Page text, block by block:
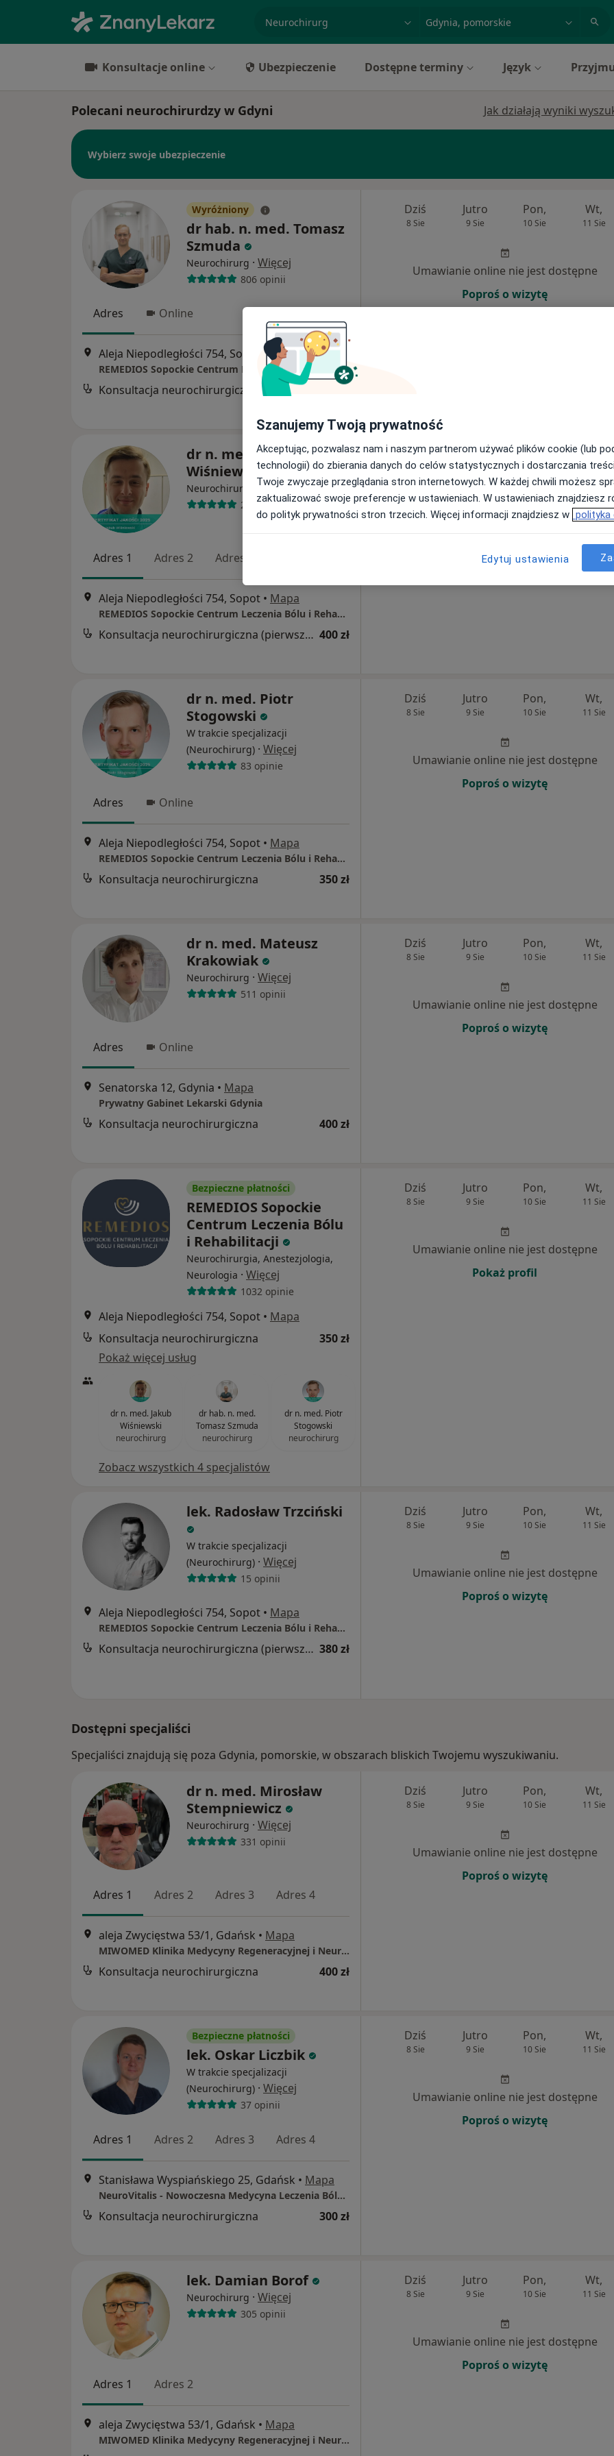
Konsultacje online Ubezpieczenie Dostępne terminy Język
Polecani neurochirurdzy w Gdyni Jak działają wyniki
Wybierz swoje ubezpieczenie
Wyróżniony
dr hab. n. med. Tomasz
Szmuda
Neurochirurg · Więcej
806 opinii
Adres Online
Aleja Niepodległości 754, Sopot • Mapa
REMEDIOS Sopockie Centrum Leczenia Bólu i Rehabilitacji
Dziś
8 Sie
Jutro
9 Sie
Pon,
10 Sie
Wt,
11 Sie
Umawianie online nie jest dostępne
Poproś o wizytę
dr n. med. Jakub
Wiśniewski
Neurochirurg Więcej
288 opinii
Adres 1 Adres 2 Adres 3
Aleja Niepodległości 754, Sopot • Mapa
REMEDIOS Sopockie Centrum Leczenia Bólu i Rehabilitacji
Konsultacja neurochirurgiczna (pierwsza wizyta) 400 zł
Dziś
8 Sie
Jutro
9 Sie
Pon,
10 Sie
Wt,
11 Sie
Umawianie online nie jest dostępne
dr n. med. Piotr
Stogowski
W trakcie specjalizacji
(Neurochirurg) · Więcej
83 opinie
Adres Online
Aleja Niepodległości 754, Sopot • Mapa
REMEDIOS Sopockie Centrum Leczenia Bólu i Rehabilitacji
Konsultacja neurochirurgiczna 350 zł
Dziś
8 Sie
Jutro
9 Sie
Pon,
10 Sie
Wt,
11 Sie
Umawianie online nie jest dostępne
Poproś o wizytę
dr n. med. Mateusz
Krakowiak
Neurochirurg · Więcej
511 opinii
Adres Online
Senatorska 12, Gdynia • Mapa
Prywatny Gabinet Lekarski Gdynia
Konsultacja neurochirurgiczna 400 zł
Dziś
8 Sie
Jutro
9 Sie
Pon,
10 Sie
Wt,
11 Sie
Umawianie online nie jest dostępne
Poproś o wizytę
Bezpieczne płatności
REMEDIOS Sopockie
Centrum Leczenia Bólu
i Rehabilitacji
Neurochirurgia, Anestezjologia,
Neurologia · Więcej
1032 opinie
Aleja Niepodległości 754, Sopot • Mapa
Konsultacja neurochirurgiczna
350 zł
Pokaż więcej usług
dr n. med. Jakub
Wiśniewski
neurochirurg
dr hab. n. med.
Tomasz Szmuda
neurochirurg
dr n. med. Piotr
Stogowski
neurochirurg
Zobacz wszystkich 4 specjalistów
Dziś
8 Sie
Jutro
9 Sie
Pon,
10 Sie
Wt,
11 Sie
Umawianie online nie jest dostępne
Pokaż profil
lek. Radosław Trzciński
W trakcie specjalizacji
(Neurochirurg) · Więcej
15 opinii
Aleja Niepodległości 754, Sopot • Mapa
REMEDIOS Sopockie Centrum Leczenia Bólu i Rehabilitacji
Konsultacja neurochirurgiczna (pierwsza wizyta) 380 zł
Dziś
8 Sie
Jutro
9 Sie
Pon,
10 Sie
Wt,
11 Sie
Umawianie online nie jest dostępne
Poproś o wizytę
Dostępni specjaliści
Specjaliści znajdują się poza Gdynia, pomorskie, w obszarach bliskich Twojemu wyszukiwaniu.
dr n. med. Mirosław
Stempniewicz
Neurochirurg · Więcej
331 opinii
Adres 1 Adres 2 Adres 3 Adres 4
aleja Zwycięstwa 53/1, Gdańsk • Mapa
MIWOMED Klinika Medycyny Regeneracyjnej i Neurochirurgii
Konsultacja neurochirurgiczna 400 zł
Dziś
8 Sie
Jutro
9 Sie
Pon,
10 Sie
Wt,
11 Sie
Umawianie online nie jest dostępne
Poproś o wizytę
Bezpieczne płatności
lek. Oskar Liczbik
W trakcie specjalizacji
(Neurochirurg) · Więcej
37 opinii
Adres 1 Adres 2 Adres 3 Adres 4
Stanisława Wyspiańskiego 25, Gdańsk • Mapa
NeuroVitalis - Nowoczesna Medycyna Leczenia Bólu i Schorzeń Neurologicznych
Konsultacja neurochirurgiczna 300 zł
Dziś
8 Sie
Jutro
9 Sie
Pon,
10 Sie
Wt,
11 Sie
Umawianie online nie jest dostępne
Poproś o wizytę
lek. Damian Borof
Neurochirurg · Więcej
305 opinii
Adres 1 Adres 2
aleja Zwycięstwa 53/1, Gdańsk • Mapa
MIWOMED Klinika Medycyny Regeneracyjnej i Neurochirurgii
Dziś
8 Sie
Jutro
9 Sie
Pon,
10 Sie
Wt,
11 Sie
Umawianie online nie jest dostępne
Poproś o wizytę
Szanujemy Twoją prywatność
Akceptując, pozwalasz nam i naszym partnerom używać plików cookie (lub
technologii) do zbierania danych do celów statystycznych i dostarczania
Twoje zwyczaje przeglądania stron internetowych. W każdej chwili możesz
zaktualizować swoje preferencje w ustawieniach. W ustawieniach znajdziesz
do polityk prywatności stron trzecich. Więcej informacji znajdziesz w polityka
Edytuj ustawienia